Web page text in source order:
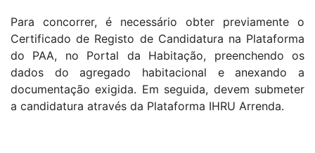
Para concorrer, é necessário obter previamente o
Certificado de Registo de Candidatura na Plataforma
do PAA, no Portal da Habitação, preenchendo os
dados do agregado habitacional e anexando a
documentação exigida. Em seguida, devem submeter
a candidatura através da Plataforma IHRU Arrenda.